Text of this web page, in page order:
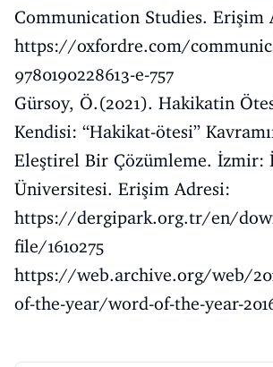
Communication Studies. Erişim
https://oxfordre.com/
9780190228613-e-757
Gürsoy, Ö.(2021). Hakikatin
Kendisi: “Hakikat-ötesi”
Eleştirel Bir Çözümleme. İzmir:
Üniversitesi. Erişim Adresi:
https://dergipark.org.tr/en/
file/1610275
https://web.archive.org/web/
of-the-year/word-of-the-year-